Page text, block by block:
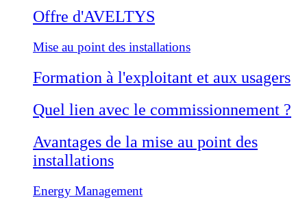
Offre d'AVELTYS
Mise au point des installations
Formation à l'exploitant et aux usagers
Quel lien avec le commissionnement ?
Avantages de la mise au point des
installations
Energy Management